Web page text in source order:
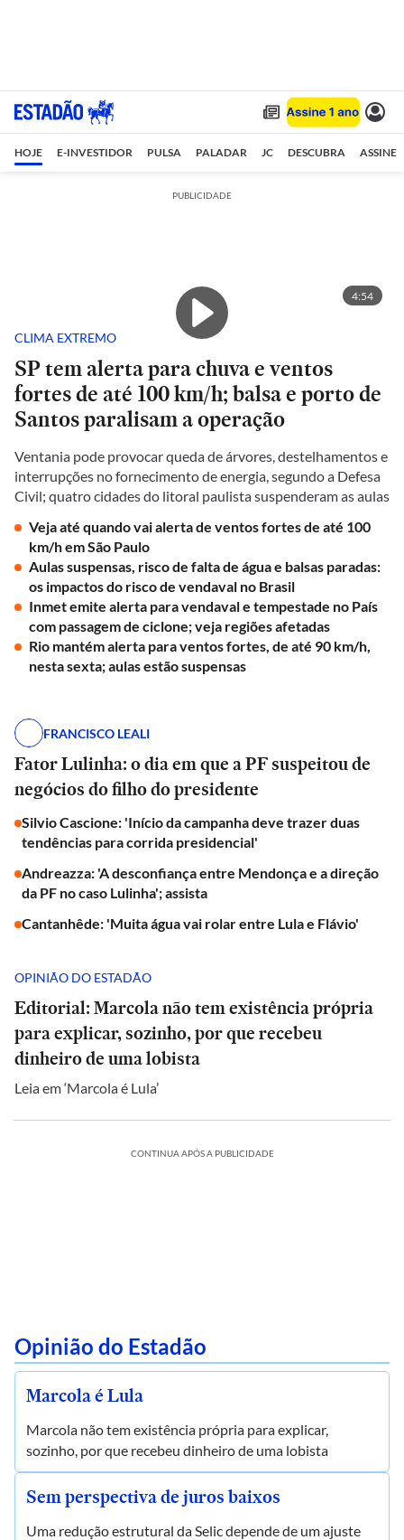
HOJE E-INVESTIDOR PULSA PALADAR JC DESCUBRA ASSINE
PUBLICIDADE
4:54
CLIMA EXTREMO
SP tem alerta para chuva e ventos
fortes de até 100 km/h; balsa e porto de
Santos paralisam a operação
Ventania pode provocar queda de árvores, destelhamentos e
interrupções no fornecimento de energia, segundo a Defesa
Civil; quatro cidades do litoral paulista suspenderam as aulas
Veja até quando vai alerta de ventos fortes de até 100
km/h em São Paulo
Aulas suspensas, risco de falta de água e balsas paradas:
os impactos do risco de vendaval no Brasil
Inmet emite alerta para vendaval e tempestade no País
com passagem de ciclone; veja regiões afetadas
Rio mantém alerta para ventos fortes, de até 90 km/h,
nesta sexta; aulas estão suspensas
FRANCISCO LEALI
Fator Lulinha: o dia em que a PF suspeitou de
negócios do filho do presidente
Silvio Cascione: 'Início da campanha deve trazer duas
tendências para corrida presidencial'
Andreazza: 'A desconfiança entre Mendonça e a direção
da PF no caso Lulinha'; assista
Cantanhêde: 'Muita água vai rolar entre Lula e Flávio'
OPINIÃO DO ESTADÃO
Editorial: Marcola não tem existência própria
para explicar, sozinho, por que recebeu
dinheiro de uma lobista
Leia em ‘Marcola é Lula’
CONTINUA APÓS A PUBLICIDADE
Opinião do Estadão
Marcola é Lula
Marcola não tem existência própria para explicar,
sozinho, por que recebeu dinheiro de uma lobista
Sem perspectiva de juros baixos
Uma redução estrutural da Selic depende de um ajuste